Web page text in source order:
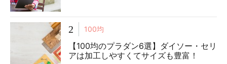
2 100均
【100均のプラダン6選】ダイソー・セリ
アは加工しやすくてサイズも豊富！